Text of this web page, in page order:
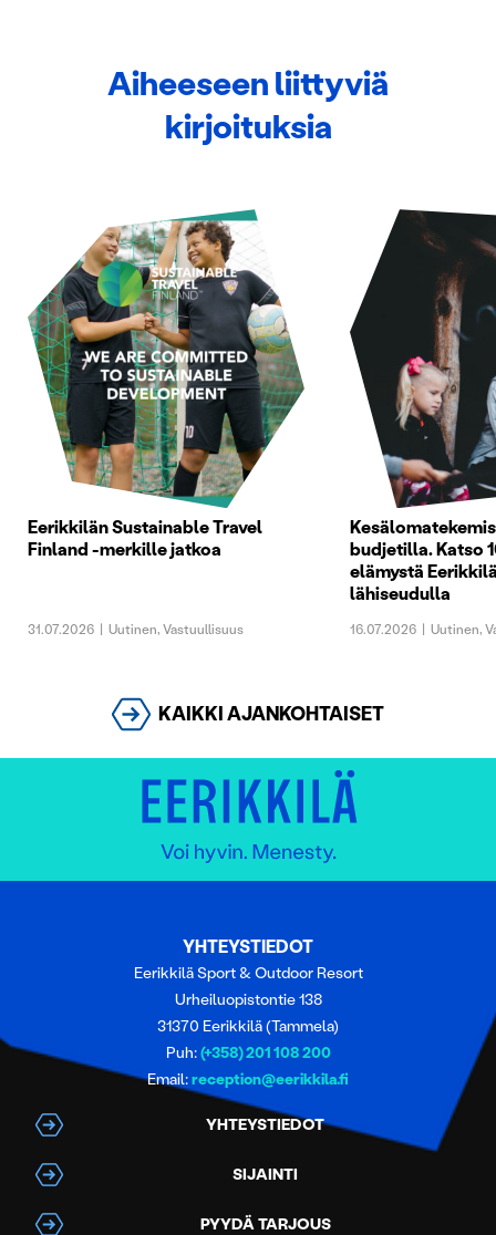
Aiheeseen liittyviä
kirjoituksia
Eerikkilän Sustainable Travel
Finland -merkille jatkoa
31.07.2026 Uutinen,Vastuullisuus
budjetilla. Katso
elämystä
lähiseudulla
16.07.2026 Uutinen,
KAIKKI AJANKOHTAISET
YHTEYSTIEDOT
Eerikkilä Sport & Outdoor Resort
Urheiluopistontie 138
31370 Eerikkilä (Tammela)
Puh:(+358) 201 108 200
Email:reception@eerikkila.fi
YHTEYSTIEDOT
SIJAINTI
PYYDÄ TARJOUS